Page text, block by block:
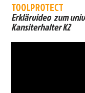
TOOLPROTECT
Erklärvideo zum
Kansiterhalter K2